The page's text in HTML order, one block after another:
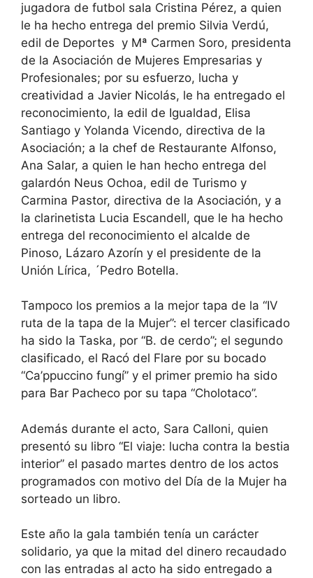
jugadora de futbol sala Cristina Pérez, a quien
le ha hecho entrega del premio Silvia Verdú,
edil de Deportes y Mª Carmen Soro, presidenta
de la Asociación de Mujeres Empresarias y
Profesionales; por su esfuerzo, lucha y
creatividad a Javier Nicolás, le ha entregado el
reconocimiento, la edil de Igualdad, Elisa
Santiago y Yolanda Vicendo, directiva de la
Asociación; a la chef de Restaurante Alfonso,
Ana Salar, a quien le han hecho entrega del
galardón Neus Ochoa, edil de Turismo y
Carmina Pastor, directiva de la Asociación, y a
la clarinetista Lucia Escandell, que le ha hecho
entrega del reconocimiento el alcalde de
Pinoso, Lázaro Azorín y el presidente de la
Unión Lírica, ´Pedro Botella.
Tampoco los premios a la mejor tapa de la “IV
ruta de la tapa de la Mujer”: el tercer clasificado
ha sido la Taska, por “B. de cerdo”; el segundo
clasificado, el Racó del Flare por su bocado
“Ca’ppuccino fungí” y el primer premio ha sido
para Bar Pacheco por su tapa “Cholotaco”.
Además durante el acto, Sara Calloni, quien
presentó su libro “El viaje: lucha contra la bestia
interior” el pasado martes dentro de los actos
programados con motivo del Día de la Mujer ha
sorteado un libro.
Este año la gala también tenía un carácter
solidario, ya que la mitad del dinero recaudado
con las entradas al acto ha sido entregado a